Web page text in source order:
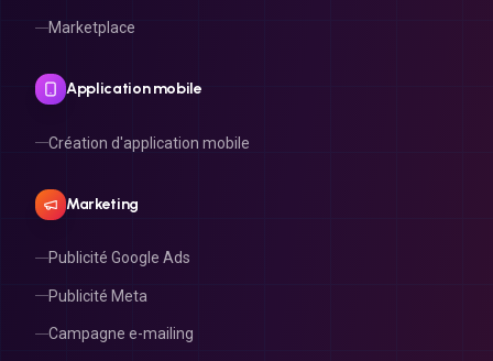
Marketplace
Application mobile
Création d'application mobile
Marketing
Publicité Google Ads
Publicité Meta
Campagne e-mailing